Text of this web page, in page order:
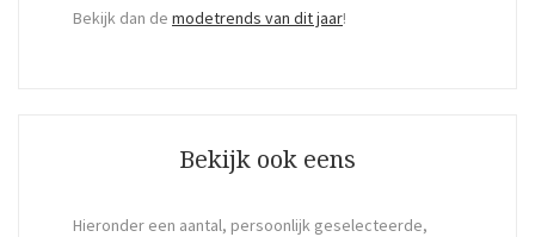
Bekijk dan de modetrends van dit jaar!
Bekijk ook eens
Hieronder een aantal, persoonlijk geselecteerde,